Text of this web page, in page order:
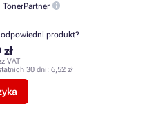
TonerPartner
VAT
30 dni: 6,52 zł
produkt?